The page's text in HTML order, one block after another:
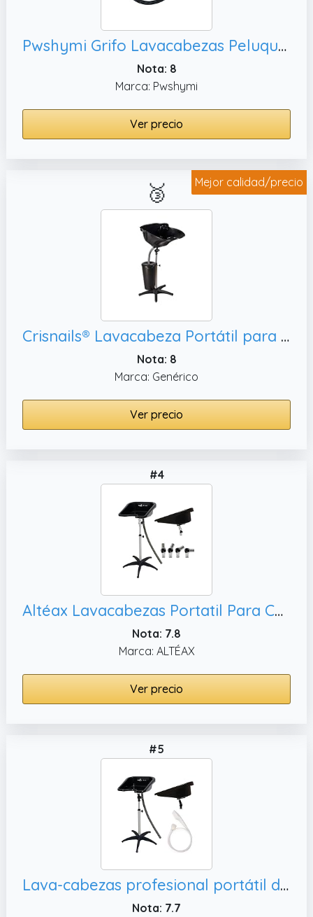
Pwshymi Grifo Lavacabezas Peluqueria, Spa
Nota: 8
Marca: Pwshymi
Ver precio
Mejor calidad/precio
🥉
Crisnails® Lavacabeza Portátil para Peluquería, Lavabo Regulable y Basculante (Negro+Cubo)
Nota: 8
Marca: Genérico
Ver precio
#4
Altéax Lavacabezas Portatil Para Casa Cuadrado, es Usado como Lavacabezas Peluqueria - Lava Cabezas Portátil Lavabo
Nota: 7.8
Marca: ALTÉAX
Ver precio
#5
Lava-cabezas profesional portátil de 1, para peluquerías
Nota: 7.7